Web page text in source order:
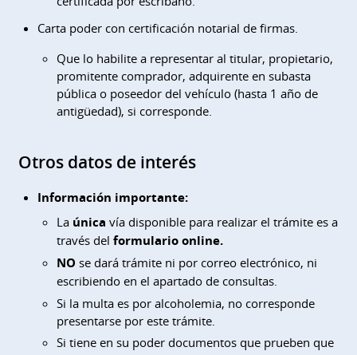
Carta poder con certificación notarial de firmas.
Que lo habilite a representar al titular, propietario,
promitente comprador, adquirente en subasta
pública o poseedor del vehículo (hasta 1 año de
antigüedad), si corresponde.
Otros datos de interés
Información importante:
La única vía disponible para realizar el trámite es a
través del formulario online.
NO se dará trámite ni por correo electrónico, ni
escribiendo en el apartado de consultas.
Si la multa es por alcoholemia, no corresponde
presentarse por este trámite.
Si tiene en su poder documentos que prueben que